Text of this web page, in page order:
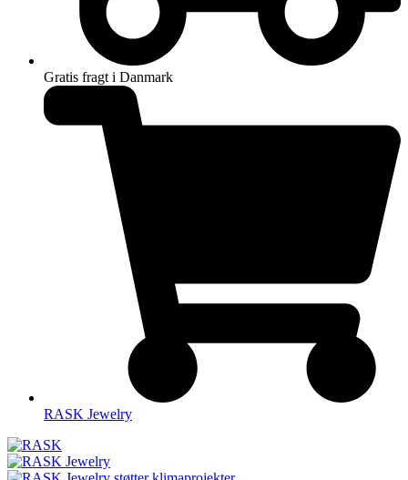
Gratis fragt i Danmark
RASK Jewelry